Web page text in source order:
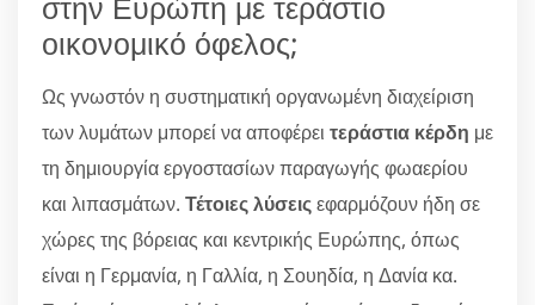
οικονομικό όφελος;
Ως γνωστόν η συστηματική οργανωμένη διαχείριση
των λυμάτων μπορεί να αποφέρει τεράστια κέρδη με
τη δημιουργία εργοστασίων παραγωγής φωαερίου
και λιπασμάτων. Τέτοιες λύσειςεφαρμόζουν ήδη σε
χώρες της βόρειας και κεντρικής Ευρώπης, όπως
είναι η Γερμανία, η Γαλλία, η Σουηδία, η Δανία κα.